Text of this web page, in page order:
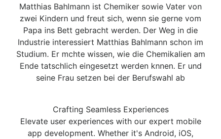
Matthias Bahlmann ist Chemiker sowie Vater von
zwei Kindern und freut sich, wenn sie gerne vom
Papa ins Bett gebracht werden. Der Weg in die
Industrie interessiert Matthias Bahlmann schon im
Studium. Er mchte wissen, wie die Chemikalien am
Ende tatschlich eingesetzt werden knnen. Er und
seine Frau setzen bei der Berufswahl ab
Crafting Seamless Experiences
Elevate user experiences with our expert mobile
app development. Whether it's Android, iOS,